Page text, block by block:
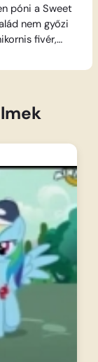
póni a Sweet
nem győzi
fivér,
egy